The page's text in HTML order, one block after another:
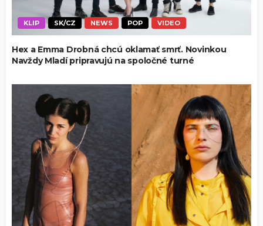
KLIP SK/CZ NEWS POP VIDEO
Hex a Emma Drobná chcú oklamať smrť. Novinkou
Navždy Mladí pripravujú na spoločné turné